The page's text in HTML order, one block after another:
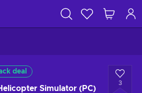
deal
Simulator (PC)
3